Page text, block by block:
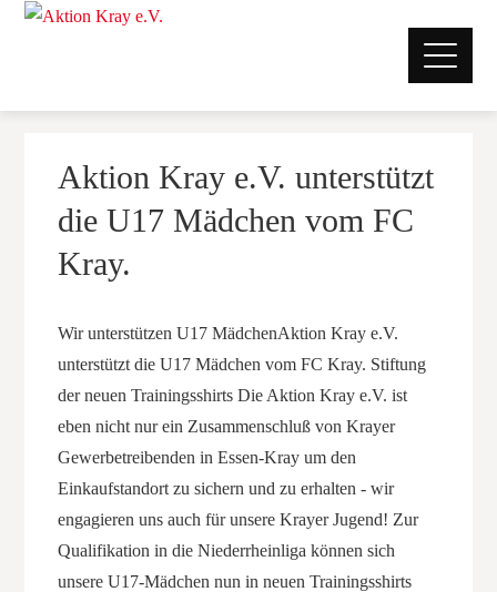
Aktion Kray e.V. unterstützt
die U17 Mädchen vom FC
Kray.
Wir unterstützen U17 MädchenAktion Kray e.V.
unterstützt die U17 Mädchen vom FC Kray. Stiftung
der neuen Trainingsshirts Die Aktion Kray e.V. ist
eben nicht nur ein Zusammenschluß von Krayer
Gewerbetreibenden in Essen-Kray um den
Einkaufstandort zu sichern und zu erhalten - wir
engagieren uns auch für unsere Krayer Jugend! Zur
Qualifikation in die Niederrheinliga können sich
unsere U17-Mädchen nun in neuen Trainingsshirts